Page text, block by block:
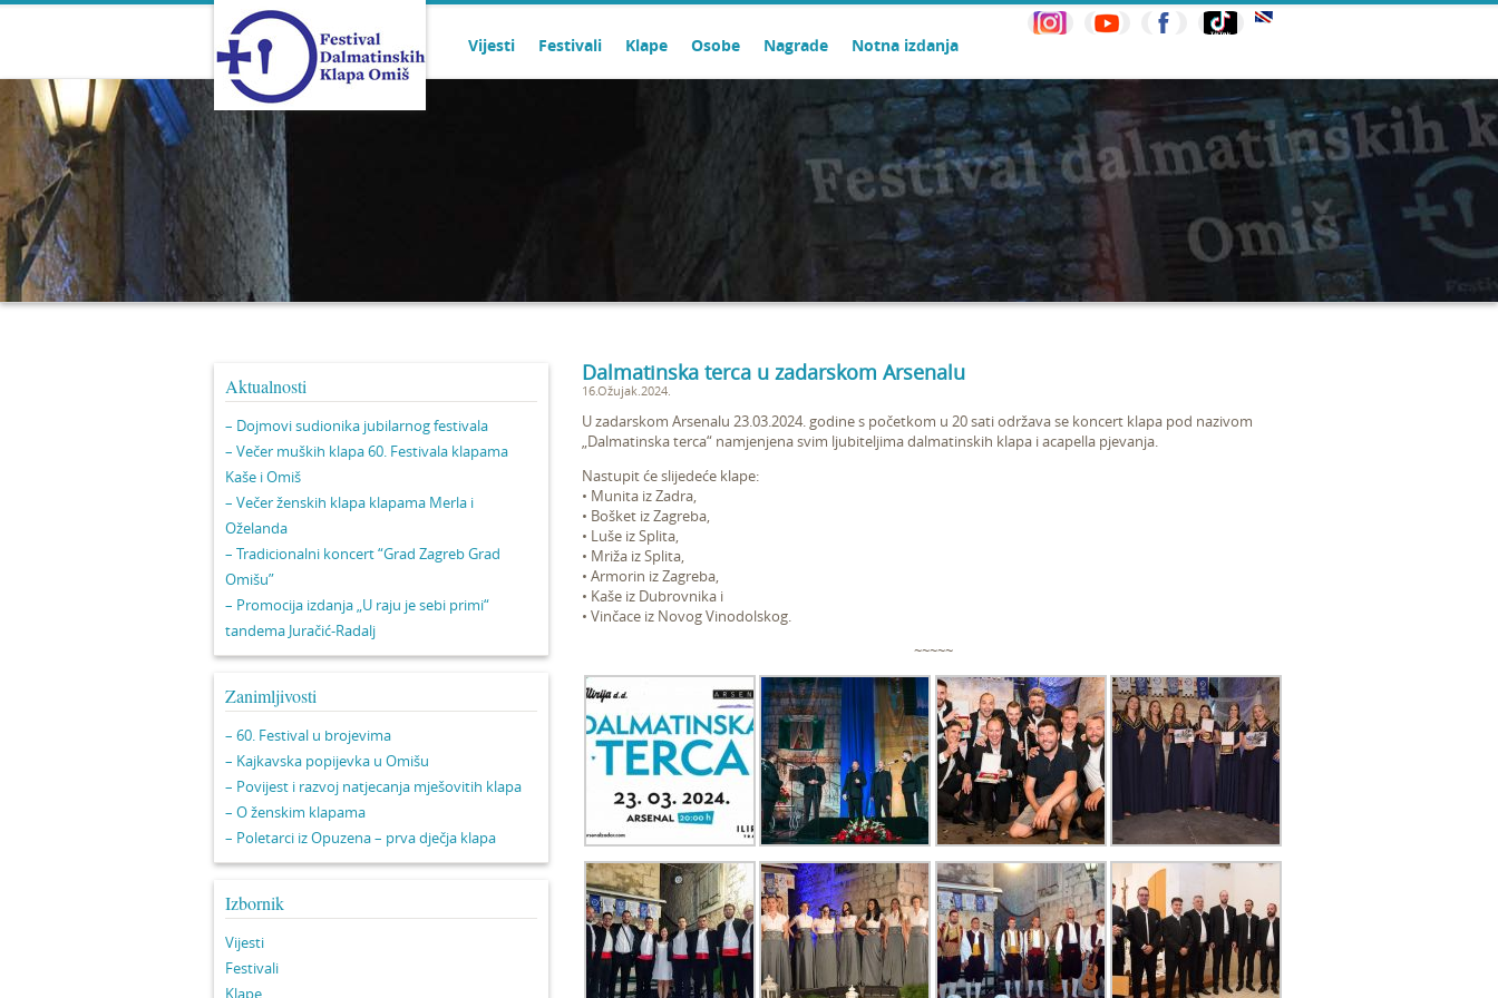
Vijesti Festivali Klape Osobe Nagrade Notna izdanja
Aktualnosti
– Dojmovi sudionika jubilarnog festivala
– Večer muških klapa 60. Festivala klapama
Kaše i Omiš
– Večer ženskih klapa klapama Merla i
Oželanda
– Tradicionalni koncert “Grad Zagreb Grad
Omišu”
– Promocija izdanja „U raju je sebi primi“
tandema Juračić-Radalj
Zanimljivosti
– 60. Festival u brojevima
– Kajkavska popijevka u Omišu
– Povijest i razvoj natjecanja mješovitih klapa
– O ženskim klapama
– Poletarci iz Opuzena – prva dječja klapa
Izbornik
Vijesti
Festivali
Klape
Dalmatinska terca u zadarskom Arsenalu
16.Ožujak.2024.
U zadarskom Arsenalu 23.03.2024. godine s početkom u 20 sati održava se koncert klapa pod nazivom
„Dalmatinska terca“ namjenjena svim ljubiteljima dalmatinskih klapa i acapella pjevanja.
Nastupit će slijedeće klape:
• Munita iz Zadra,
• Bošket iz Zagreba,
• Luše iz Splita,
• Mriža iz Splita,
• Armorin iz Zagreba,
• Kaše iz Dubrovnika i
• Vinčace iz Novog Vinodolskog.
~~~~~